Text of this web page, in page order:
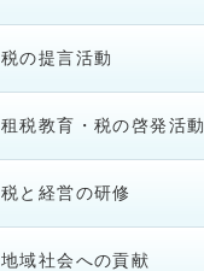
税の提言活動
租税教育・税の啓発活動
税と経営の研修
地域社会への貢献